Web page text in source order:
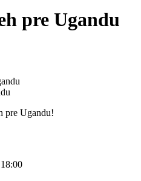
pre Ugandu
pre Ugandu!